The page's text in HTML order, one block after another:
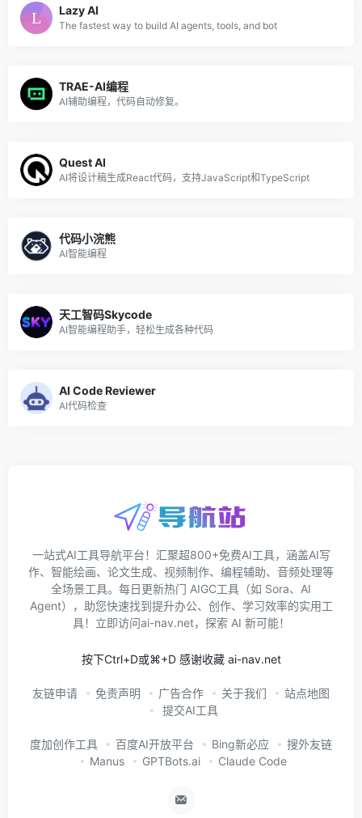
Lazy AI
The fastest way to build AI agents, tools, and bot
TRAE-AI编程
AI辅助编程，代码自动修复。
Quest AI
AI将设计稿生成React代码，支持JavaScript和TypeScript
代码小浣熊
AI智能编程
天工智码Skycode
AI智能编程助手，轻松生成各种代码
AI Code Reviewer
AI代码检查
一站式AI工具导航平台！汇聚超800+免费AI工具，涵盖AI写
作、智能绘画、论文生成、视频制作、编程辅助、音频处理等
全场景工具。每日更新热门 AIGC工具（如 Sora、AI
Agent），助您快速找到提升办公、创作、学习效率的实用工
具！立即访问ai-nav.net，探索 AI 新可能！
按下Ctrl+D或⌘+D 感谢收藏 ai-nav.net
友链申请 免责声明 广告合作 关于我们
站点地图
提交AI工具
度加创作工具 百度AI开放平台 Bing新必应
搜外友链
Manus
GPTBots.ai Claude Code